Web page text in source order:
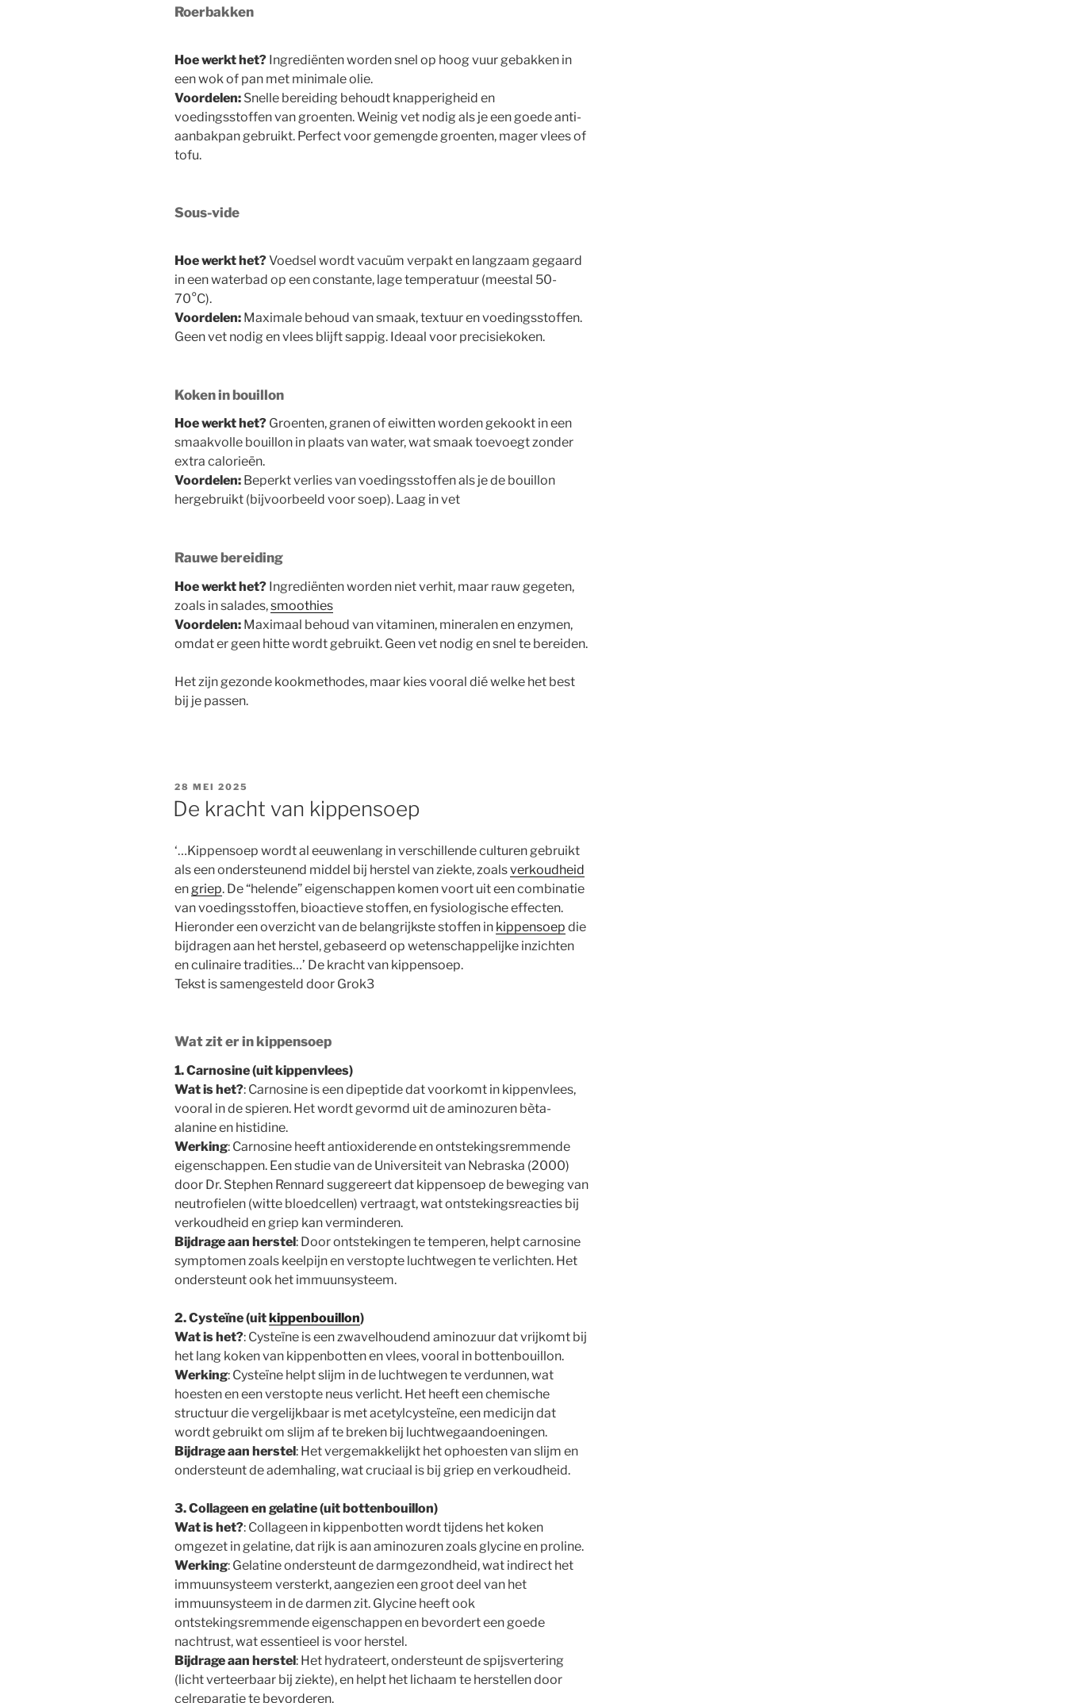
Roerbakken
Hoe werkt het? Ingrediënten worden snel op hoog vuur gebakken in
een wok of pan met minimale olie.
Voordelen: Snelle bereiding behoudt knapperigheid en
voedingsstoffen van groenten. Weinig vet nodig als je een goede anti-
aanbakpan gebruikt. Perfect voor gemengde groenten, mager vlees of
tofu.
Sous-vide
Hoe werkt het?Voedsel wordt vacuüm verpakt en langzaam gegaard
in een waterbad op een constante, lage temperatuur (meestal 50-
70°C).
Voordelen: Maximale behoud van smaak, textuur en voedingsstoffen.
Geen vet nodig en vlees blijft sappig. Ideaal voor precisiekoken.
Koken in bouillon
Hoe werkt het? Groenten, granen of eiwitten worden gekookt in een
smaakvolle bouillon in plaats van water, wat smaak toevoegt zonder
extra calorieën.
Voordelen: Beperkt verlies van voedingsstoffen als je de bouillon
hergebruikt (bijvoorbeeld voor soep). Laag in vet
Rauwe bereiding
Hoe werkt het? Ingrediënten worden niet verhit, maar rauw gegeten,
zoals in salades,smoothies
Voordelen: Maximaal behoud van vitaminen, mineralen en enzymen,
omdat er geen hitte wordt gebruikt. Geen vet nodig en snel te bereiden.
Het zijn gezonde kookmethodes, maar kies vooral dié welke het best
bij je passen.
GEPLAATST
OP
28 MEI 2025
De kracht van kippensoep
‘…Kippensoep wordt al eeuwenlang in verschillende culturen gebruikt
als een ondersteunend middel bij herstel van ziekte, zoalsverkoudheid
en griep. De “helende” eigenschappen komen voort uit een combinatie
van voedingsstoffen, bioactieve stoffen, en fysiologische effecten.
Hieronder een overzicht van de belangrijkste stoffen in kippensoep die
bijdragen aan het herstel, gebaseerd op wetenschappelijke inzichten
en culinaire tradities…’ De kracht van kippensoep.
Tekst is samengesteld door Grok3
Wat zit er in kippensoep
1. Carnosine (uit kippenvlees)
Wat is het?: Carnosine is een dipeptide dat voorkomt in kippenvlees,
vooral in de spieren. Het wordt gevormd uit de aminozuren bèta-
alanine en histidine.
Werking: Carnosine heeft antioxiderende en ontstekingsremmende
eigenschappen. Een studie van de Universiteit van Nebraska (2000)
door Dr. Stephen Rennard suggereert dat kippensoep de beweging van
neutrofielen (witte bloedcellen) vertraagt, wat ontstekingsreacties bij
verkoudheid en griep kan verminderen.
Bijdrage aan herstel: Door ontstekingen te temperen, helpt carnosine
symptomen zoals keelpijn en verstopte luchtwegen te verlichten. Het
ondersteunt ook het immuunsysteem.
2. Cysteïne (uitkippenbouillon)
Wat is het?: Cysteïne is een zwavelhoudend aminozuur dat vrijkomt bij
het lang koken van kippenbotten en vlees, vooral in bottenbouillon.
Werking: Cysteïne helpt slijm in de luchtwegen te verdunnen, wat
hoesten en een verstopte neus verlicht. Het heeft een chemische
structuur die vergelijkbaar is met acetylcysteïne, een medicijn dat
wordt gebruikt om slijm af te breken bij luchtwegaandoeningen.
Bijdrage aan herstel: Het vergemakkelijkt het ophoesten van slijm en
ondersteunt de ademhaling, wat cruciaal is bij griep en verkoudheid.
3. Collageen en gelatine (uit bottenbouillon)
Wat is het?: Collageen in kippenbotten wordt tijdens het koken
omgezet in gelatine, dat rijk is aan aminozuren zoals glycine en proline.
Werking: Gelatine ondersteunt de darmgezondheid, wat indirect het
immuunsysteem versterkt, aangezien een groot deel van het
immuunsysteem in de darmen zit. Glycine heeft ook
ontstekingsremmende eigenschappen en bevordert een goede
nachtrust, wat essentieel is voor herstel.
Bijdrage aan herstel: Het hydrateert, ondersteunt de spijsvertering
(licht verteerbaar bij ziekte), en helpt het lichaam te herstellen door
celreparatie te bevorderen.